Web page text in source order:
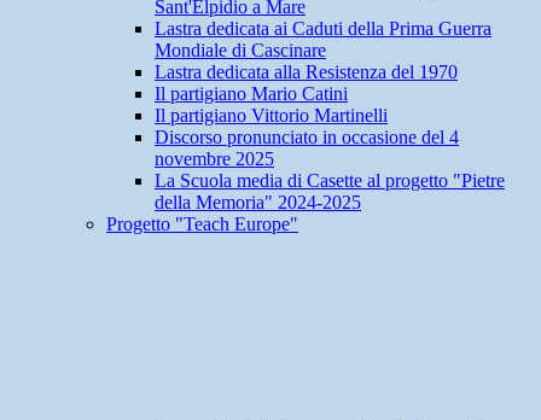
Sant'Elpidio a Mare
Lastra dedicata ai Caduti della Prima Guerra
Mondiale di Cascinare
Lastra dedicata alla Resistenza del 1970
Il partigiano Mario Catini
Il partigiano Vittorio Martinelli
Discorso pronunciato in occasione del 4
novembre 2025
La Scuola media di Casette al progetto "Pietre
della Memoria" 2024-2025
Progetto "Teach Europe"